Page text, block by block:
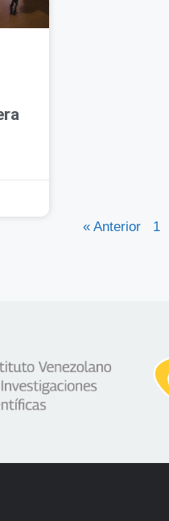
« Anterior 1